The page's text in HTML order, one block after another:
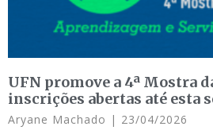
UFN promove a 4ª Mostra
inscrições abertas até esta
Aryane Machado 23/04/2026